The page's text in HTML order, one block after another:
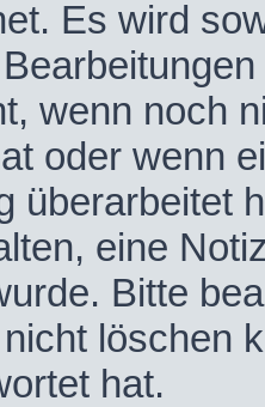
Es wird
wenn noch
oder wenn
überarbeitet
eine
Bitte
löschen
hat.